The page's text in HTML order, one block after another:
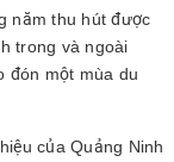
năm thu hút được
trong và ngoài
đón một mùa du
của Quảng Ninh